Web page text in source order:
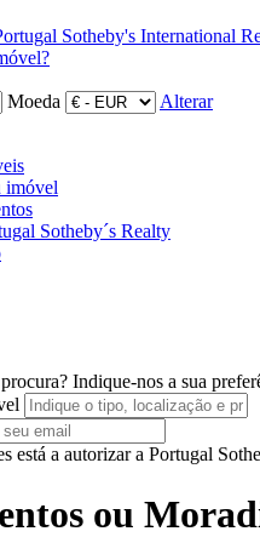
Moeda
Alterar
imóvel
Sotheby´s Realty
Indique-nos a sua
está a autorizar a Portugal
ou